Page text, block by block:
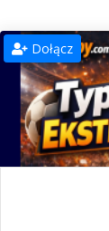
Dołącz